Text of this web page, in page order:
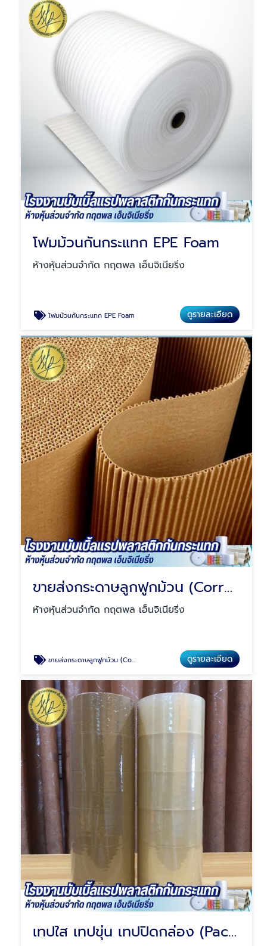
โฟมม้วนกันกระแทก EPE Foam
ห้างหุ้นส่วนจำกัด กฤตพล เอ็นจิเนียริ่ง
โฟมม้วนกันกระแทก EPE Foam ดูรายละเอียด
ขายส่งกระดาษลูกฟูกม้วน (Corrugated Paper)
ห้างหุ้นส่วนจำกัด กฤตพล เอ็นจิเนียริ่ง
ขายส่งกระดาษลูกฟูกม้วน (Corrugated Paper) ดูรายละเอียด
เทปใส เทปขุ่น เทปปิดกล่อง (Packing Tape)